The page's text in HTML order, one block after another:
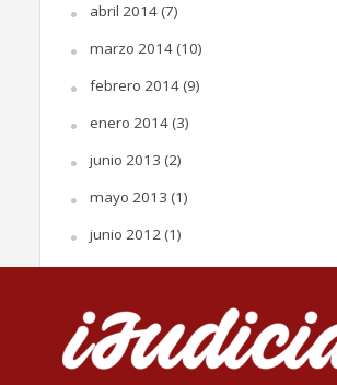
abril 2014(7)
marzo 2014(10)
febrero 2014(9)
enero 2014(3)
junio 2013 (2)
mayo 2013 (1)
junio 2012(1)